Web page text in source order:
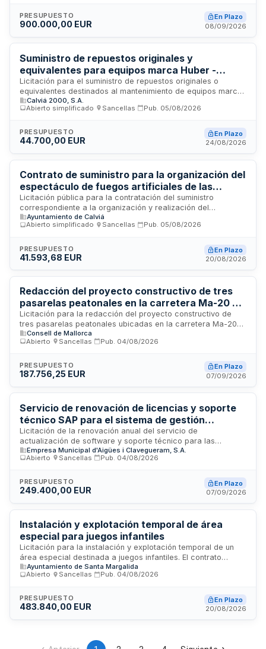
basados de ejecución sin nueva licitación, con duración
inicial de tres años y adjudicación a través de criterios
solvencia económica y técnica demostrable en suministros
análogos.
PRESUPUESTO
900.000,00 EUR
En Plazo
08/09/2026
Suministro de repuestos originales y
equivalentes para equipos marca Huber -
Calvià 2000
Licitación para el suministro de repuestos originales o
equivalentes destinados al mantenimiento de equipos marca
Huber instalados en las dependencias de Calvià 2000. El
contrato se adjudicará mediante procedimiento abierto
suministros se entregarán en la EDAR Santa Ponça de Calvià.
Calviá 2000, S.A.
Abierto simplificado
Sancellas Pub. 05/08/2026
PRESUPUESTO
44.700,00 EUR
En Plazo
24/08/2026
Contrato de suministro para la organización del
espectáculo de fuegos artificiales de las
Fiestas del Rei En Jaume 2026 - Ayuntamiento
de Calvià
Licitación pública para la contratación del suministro
correspondiente a la organización y realización del
espectáculo de fuegos artificiales de las Fiestas del Rei En
Jaume 2026. El Ayuntamiento de Calvià licita este contrato de
a prórroga de tres años adicionales y posible modificación
presupuestaria. La ejecución debe cumplir criterios de
establecidos por la administración local.
Ayuntamiento de Calviá
Abierto simplificado
Sancellas Pub. 05/08/2026
PRESUPUESTO
41.593,68 EUR
En Plazo
20/08/2026
Redacción del proyecto constructivo de tres
pasarelas peatonales en la carretera Ma-20 de
Palma
Licitación para la redacción del proyecto constructivo de
tres pasarelas peatonales ubicadas en la carretera Ma-20
en el término municipal de Palma, en los puntos kilométricos
0+600, 3+270 y 4+000. El contrato comprende la
fases de trabajo establecidas, con un plazo total de
ejecución de seis meses desde la formalización del contrato.
y experiencia acreditada en proyectos de estructuras de
obra civil de similar naturaleza.
Consell de Mallorca
Abierto
Sancellas Pub. 04/08/2026
PRESUPUESTO
187.756,25 EUR
En Plazo
07/09/2026
Servicio de renovación de licencias y soporte
técnico SAP para el sistema de gestión
empresarial de EMAYA
Licitación de la renovación anual del servicio de
actualización de software y soporte técnico para las
licencias SAP que EMAYA posee en propiedad, denominado
SAP Standard Support. El contrato abarca el mantenimiento
cubre los principales procesos de negocio de la empresa,
incluyendo gestión de clientes, proveedores, trabajadores,
debe garantizar compatibilidad, continuidad del soporte y
correcto funcionamiento del ERP corporativo.
Empresa Municipal d'Aigües i Clavegueram, S.A.
Abierto
Sancellas Pub. 04/08/2026
PRESUPUESTO
249.400,00 EUR
En Plazo
07/09/2026
Instalación y explotación temporal de área
especial para juegos infantiles
Licitación para la instalación y explotación temporal de un
área especial destinada a juegos infantiles. El contrato
comprende las actividades de montaje, funcionamiento y
gestión de las instalaciones de juego durante el período
solvencia económica, financiera y técnica mediante
documentación oficial y certificados de trabajos anteriores
Ayuntamiento de Santa Margalida
Abierto
Sancellas Pub. 04/08/2026
PRESUPUESTO
483.840,00 EUR
En Plazo
20/08/2026